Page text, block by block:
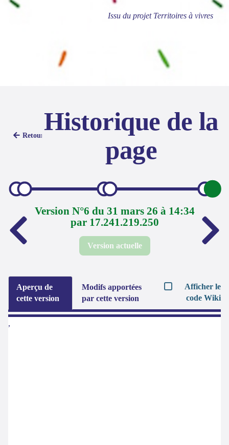
Issu du projet Territoires à vivres
Retour Historique de la
page
Version N°6 du 31 mars 26 à 14:34
par 17.241.219.250
Version actuelle
Aperçu de
cette version
Modifs apportées
par cette version
Afficher le
code Wiki